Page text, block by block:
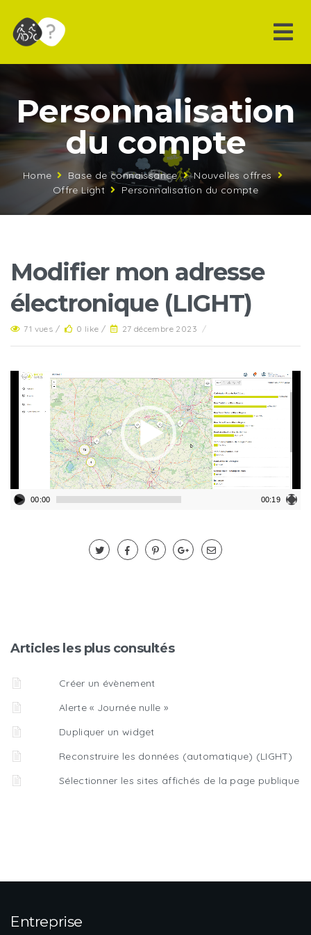
Personnalisation
du compte
Home Base de connaissance
Nouvelles offres
Offre Light
Personnalisation du compte
Modifier mon adresse
électronique (LIGHT)
71 vues / 0 like / 27 décembre 2023 /
Lecteur
vidéo
00:00 00:19
Articles les plus consultés
Créer un évènement
Alerte « Journée nulle »
Dupliquer un widget
Reconstruire les données (automatique) (LIGHT)
Sélectionner les sites affichés de la page publique
Entreprise